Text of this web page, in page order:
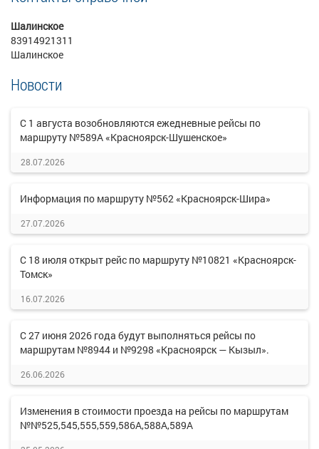
Шалинское
83914921311
Шалинское
Новости
С 1 августа возобновляются ежедневные рейсы по
маршруту №589А «Красноярск-Шушенское»
28.07.2026
Информация по маршруту №562 «Красноярск-Шира»
27.07.2026
С 18 июля открыт рейс по маршруту №10821 «Красноярск-
Томск»
16.07.2026
С 27 июня 2026 года будут выполняться рейсы по
маршрутам №8944 и №9298 «Красноярск — Кызыл».
26.06.2026
Изменения в стоимости проезда на рейсы по маршрутам
№№525,545,555,559,586А,588А,589А